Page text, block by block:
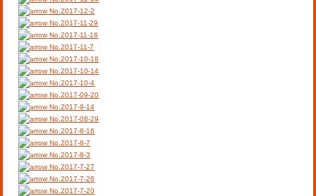
No.2017-12-2
No.2017-11-29
No.2017-11-16
No.2017-11-7
No.2017-10-18
No.2017-10-14
No.2017-10-4
No.2017-09-20
No.2017-9-14
No.2017-08-29
No.2017-8-16
No.2017-8-7
No.2017-8-3
No.2017-7-27
No.2017-7-26
No.2017-7-20